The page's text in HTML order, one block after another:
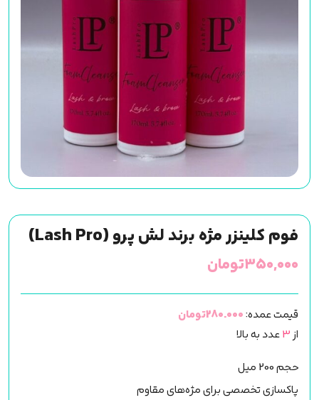
فوم کلینزر مژه برند لش پرو (Lash Pro)
۳۵۰,۰۰۰تومان
قیمت عمده:280.000تومان
از 3عدد به بالا
حجم 200 میل
پاکسازی تخصصی برای مژه‌های مقاوم